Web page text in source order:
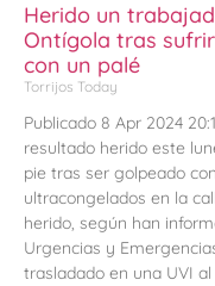
Herido un
Ontígola tras
con un palé
Torrijos Today
Publicado 8 Apr 2024
resultado herido este
pie tras ser golpeado
ultracongelados en la
herido, según han
Urgencias y
trasladado en una UVI